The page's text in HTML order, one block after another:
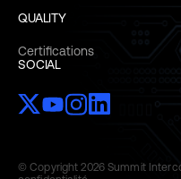
QUALITY
Certifications
SOCIAL
© Copyright 2026 Summit